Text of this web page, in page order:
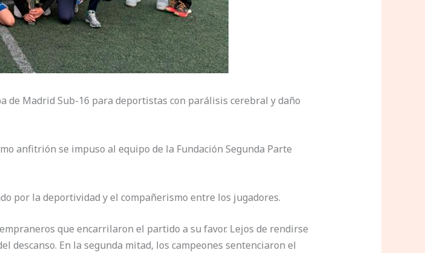
de Madrid Sub-16 para deportistas con parálisis cerebral y daño
anfitrión se impuso al equipo de la Fundación Segunda Parte
por la deportividad y el compañerismo entre los jugadores.
que encarrilaron el partido a su favor. Lejos de rendirse
descanso. En la segunda mitad, los campeones sentenciaron el